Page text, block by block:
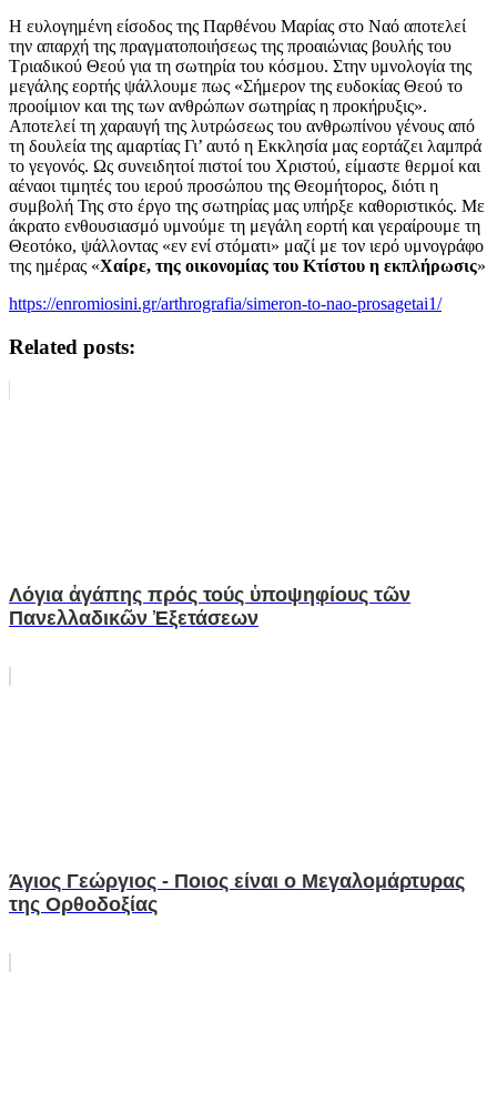
Η ευλογημένη είσοδος της Παρθένου Μαρίας στο Ναό αποτελεί
την απαρχή της πραγματοποιήσεως της προαιώνιας βουλής του
Τριαδικού Θεού για τη σωτηρία του κόσμου. Στην υμνολογία της
μεγάλης εορτής ψάλλουμε πως «Σήμερον της ευδοκίας Θεού το
προοίμιον και της των ανθρώπων σωτηρίας η προκήρυξις».
Αποτελεί τη χαραυγή της λυτρώσεως του ανθρωπίνου γένους από
τη δουλεία της αμαρτίας Γι’ αυτό η Εκκλησία μας εορτάζει λαμπρά
το γεγονός. Ως συνειδητοί πιστοί του Χριστού, είμαστε θερμοί και
αέναοι τιμητές του ιερού προσώπου της Θεομήτορος, διότι η
συμβολή Της στο έργο της σωτηρίας μας υπήρξε καθοριστικός. Με
άκρατο ενθουσιασμό υμνούμε τη μεγάλη εορτή και γεραίρουμε τη
Θεοτόκο, ψάλλοντας «εν ενί στόματι» μαζί με τον ιερό υμνογράφο
της ημέρας «Χαίρε, της οικονομίας του Κτίστου η εκπλήρωσις»
https://enromiosini.gr/arthrografia/simeron-to-nao-prosagetai1/
Related posts:
Λόγια ἀγάπης πρός τούς ὑποψηφίους τῶν
Πανελλαδικῶν Ἐξετάσεων
Άγιος Γεώργιος - Ποιος είναι ο Μεγαλομάρτυρας
της Ορθοδοξίας